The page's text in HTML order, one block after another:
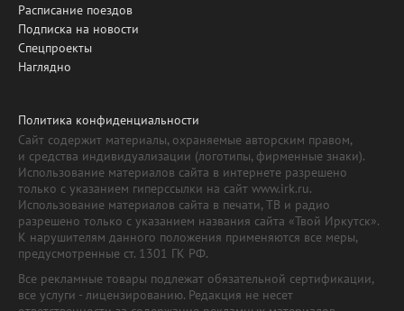
Расписание поездов
Подписка на новости
Спецпроекты
Наглядно
Политика конфиденциальности
Сайт содержит материалы, охраняемые авторским правом,
и средства индивидуализации (логотипы, фирменные знаки).
Использование материалов сайта в интернете разрешено
только с указанием гиперссылки на сайт www.irk.ru.
Использование материалов сайта в печати, ТВ и радио
разрешено только с указанием названия сайта «Твой Иркутск».
К нарушителям данного положения применяются все меры,
предусмотренные ст. 1301 ГК РФ.
Все рекламные товары подлежат обязательной сертификации,
все услуги - лицензированию. Редакция не несет